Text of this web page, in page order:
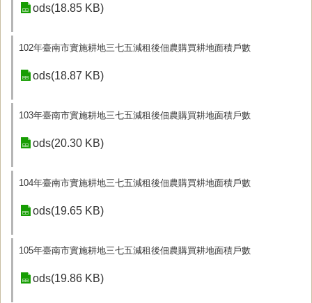
ods(18.85 KB)
102年臺南市實施耕地三七五減租後佃農購買耕地面積戶數
ods(18.87 KB)
103年臺南市實施耕地三七五減租後佃農購買耕地面積戶數
ods(20.30 KB)
104年臺南市實施耕地三七五減租後佃農購買耕地面積戶數
ods(19.65 KB)
105年臺南市實施耕地三七五減租後佃農購買耕地面積戶數
ods(19.86 KB)